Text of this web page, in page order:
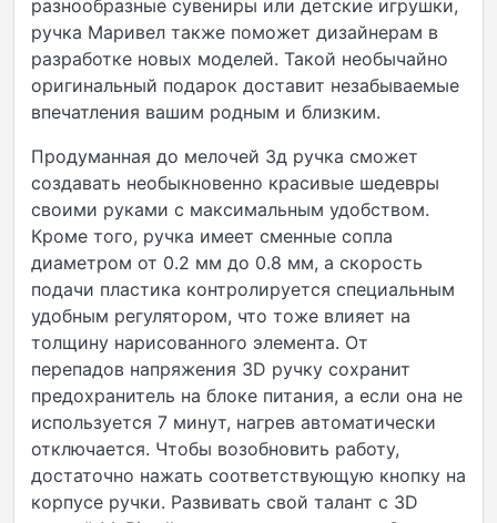
разнообразные сувениры или детские игрушки,
ручка Маривел также поможет дизайнерам в
разработке новых моделей. Такой необычайно
оригинальный подарок доставит незабываемые
впечатления вашим родным и близким.
Продуманная до мелочей 3д ручка сможет
создавать необыкновенно красивые шедевры
своими руками с максимальным удобством.
Кроме того, ручка имеет сменные сопла
диаметром от 0.2 мм до 0.8 мм, а скорость
подачи пластика контролируется специальным
удобным регулятором, что тоже влияет на
толщину нарисованного элемента. От
перепадов напряжения 3D ручку сохранит
предохранитель на блоке питания, а если она не
используется 7 минут, нагрев автоматически
отключается. Чтобы возобновить работу,
достаточно нажать соответствующую кнопку на
корпусе ручки. Развивать свой талант с 3D